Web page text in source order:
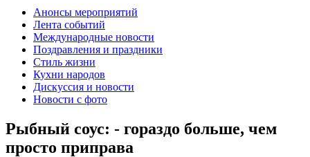
Анонсы мероприятий
Лента событий
Международные новости
Поздравления и праздники
Cтиль жизни
Кухни народов
Дискуссия и новости
Новости с фото
Рыбный соус: - гораздо больше, чем
просто приправа